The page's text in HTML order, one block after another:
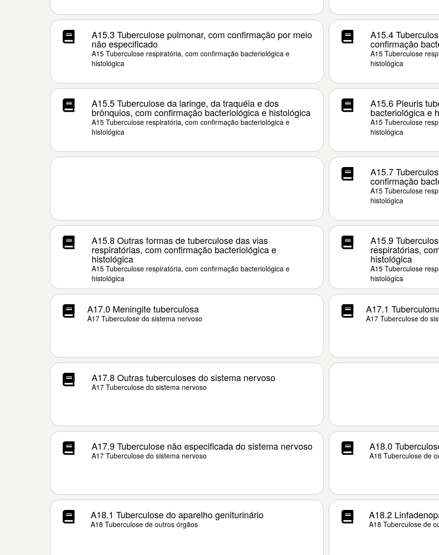
A15.3 Tuberculose pulmonar, com confirmação por meio
não especificado
A15 Tuberculose respiratória, com confirmação bacteriológica e
histológica
A15.4
confirmação
A15 Tuberculose
histológica
A15.5 Tuberculose da laringe, da traquéia e dos
brônquios, com confirmação bacteriológica e histológica
A15 Tuberculose respiratória, com confirmação bacteriológica e
histológica
A15.6 Pleuris
bacteriológica e
A15 Tuberculose
histológica
A15.7
confirmação
A15 Tuberculose
histológica
A15.8 Outras formas de tuberculose das vias
respiratórias, com confirmação bacteriológica e
histológica
A15 Tuberculose respiratória, com confirmação bacteriológica e
histológica
A15.9
respiratórias,
histológica
A15 Tuberculose
histológica
A17.0 Meningite tuberculosa
A17 Tuberculose do sistema nervoso
A17.1
A17 Tuberculose do
A17.8 Outras tuberculoses do sistema nervoso
A17 Tuberculose do sistema nervoso
A17.9 Tuberculose não especificada do sistema nervoso
A17 Tuberculose do sistema nervoso
A18.0
A18 Tuberculose de
A18.1 Tuberculose do aparelho geniturinário
A18 Tuberculose de outros órgãos
A18.2
A18 Tuberculose de